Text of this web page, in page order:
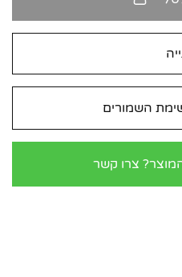
השמורים
צרו קשר